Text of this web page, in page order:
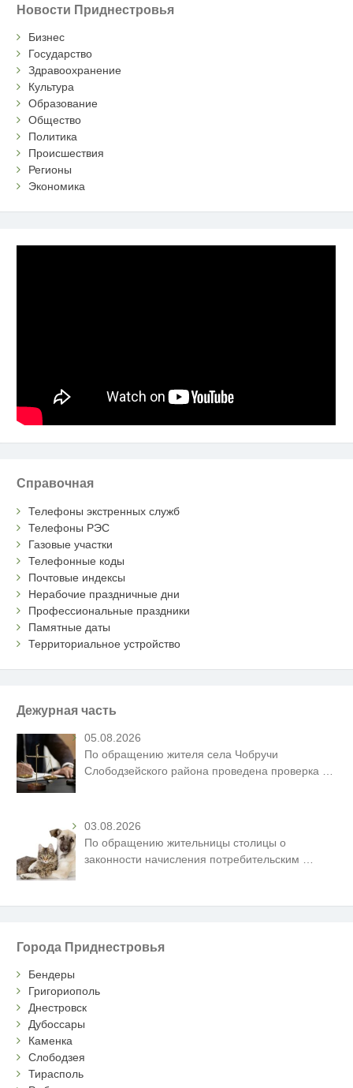
Новости Приднестровья
Бизнес
Государство
Здравоохранение
Культура
Образование
Общество
Политика
Происшествия
Регионы
Экономика
Справочная
Телефоны экстренных служб
Телефоны РЭС
Газовые участки
Телефонные коды
Почтовые индексы
Нерабочие праздничные дни
Профессиональные праздники
Памятные даты
Территориальное устройство
Дежурная часть
05.08.2026
По обращению жителя села Чобручи
Слободзейского района проведена проверка …
03.08.2026
По обращению жительницы столицы о
законности начисления потребительским
Города Приднестровья
Бендеры
Григориополь
Днестровск
Дубоссары
Каменка
Слободзея
Тирасполь